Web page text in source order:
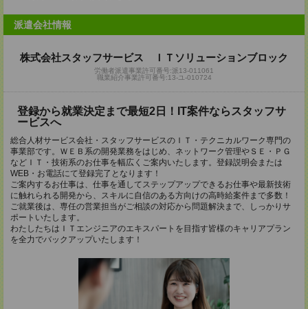
派遣会社情報
株式会社スタッフサービス ＩＴソリューションブロック
労働者派遣事業許可番号:派13-011061
職業紹介事業許可番号:13-ユ-010724
登録から就業決定まで最短2日！IT案件ならスタッフサ
ービスへ
総合人材サービス会社・スタッフサービスのＩＴ・テクニカルワーク専門の
事業部です。ＷＥＢ系の開発業務をはじめ、ネットワーク管理やＳＥ・ＰＧ
などＩＴ・技術系のお仕事を幅広くご案内いたします。登録説明会または
WEB・お電話にて登録完了となります！
ご案内するお仕事は、仕事を通してステップアップできるお仕事や最新技術
に触れられる開発から、スキルに自信のある方向けの高時給案件まで多数！
ご就業後は、専任の営業担当がご相談の対応から問題解決まで、しっかりサ
ポートいたします。
わたしたちはＩＴエンジニアのエキスパートを目指す皆様のキャリアプラン
を全力でバックアップいたします！